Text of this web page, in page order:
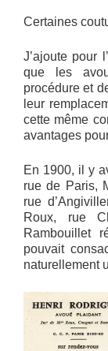
Certaines
J’ajoute pour
que les
procédure et
leur
cette même
avantages
En 1900, il y
rue de Paris,
rue
Roux, rue
Rambouillet
pouvait
naturellement